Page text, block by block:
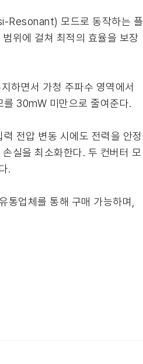
Resonant) 모드로 동작하는 플
위에 걸쳐 최적의 효율을 보장
하면서 가청 주파수 영역에서
를 30mW 미만으로 줄여준다.
전압 변동 시에도 전력을 안정
실을 최소화한다. 두 컨버터 모
.
업체를 통해 구매 가능하며,